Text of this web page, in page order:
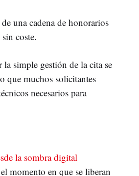
una cadena de honorarios
coste.
simple gestión de la cita se
que muchos solicitantes
necesarios para
la sombra digital
momento en que se liberan